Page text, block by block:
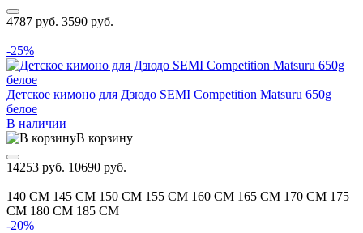
4787 руб. 3590 руб.
-25%
Детское кимоно для Дзюдо SEMI Competition Matsuru 650g
белое
В наличии
В корзину
14253 руб. 10690 руб.
140 CM 145 CM 150 CM 155 CM 160 CM 165 CM 170 CM 175
CM 180 CM 185 CM
-20%